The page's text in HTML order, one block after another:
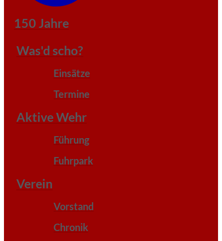
150 Jahre
Was'd scho?
Einsätze
Termine
Aktive Wehr
Führung
Fuhrpark
Verein
Vorstand
Chronik